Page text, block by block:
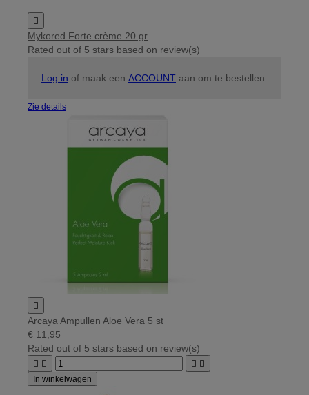

Mykored Forte crème 20 gr
Rated out of 5 stars based on review(s)
Log in of maak een ACCOUNT aan om te bestellen.
Zie details

Arcaya Ampullen Aloe Vera 5 st
€ 11,95
Rated out of 5 stars based on review(s)
   
In winkelwagen